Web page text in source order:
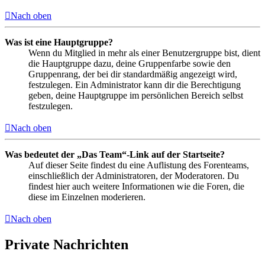
Nach oben
Was ist eine Hauptgruppe?
Wenn du Mitglied in mehr als einer Benutzergruppe bist, dient
die Hauptgruppe dazu, deine Gruppenfarbe sowie den
Gruppenrang, der bei dir standardmäßig angezeigt wird,
festzulegen. Ein Administrator kann dir die Berechtigung
geben, deine Hauptgruppe im persönlichen Bereich selbst
festzulegen.
Nach oben
Was bedeutet der „Das Team“-Link auf der Startseite?
Auf dieser Seite findest du eine Auflistung des Forenteams,
einschließlich der Administratoren, der Moderatoren. Du
findest hier auch weitere Informationen wie die Foren, die
diese im Einzelnen moderieren.
Nach oben
Private Nachrichten